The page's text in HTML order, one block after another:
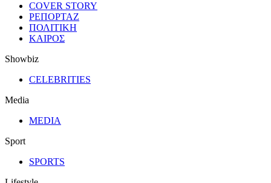
COVER STORY
ΡΕΠΟΡΤΑΖ
ΠΟΛΙΤΙΚΗ
ΚΑΙΡΟΣ
Showbiz
CELEBRITIES
Media
MEDIA
Sport
SPORTS